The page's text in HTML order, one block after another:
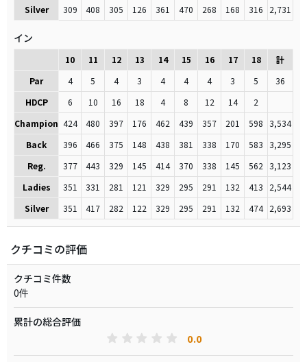
Silver
309 408 305 126 361 470 268 168 316 2,731
イン
10 11 12 13 14 15 16 17 18
計
Par
4 5 4 3 4 4 4 3 5
36
HDCP
6 10 16 18 4 8 12 14
2
Champion 424 480 397 176 462 439 357 201 598 3,534
Back
396 466 375 148 438 381 338 170 583 3,295
Reg.
377 443 329 145 414 370 338 145 562 3,123
Ladies
351 331 281 121 329 295 291 132 413
2,544
Silver
351 417 282 122 329 295 291 132 474 2,693
クチコミの評価
クチコミ件数
0件
累計の総合評価
0.0